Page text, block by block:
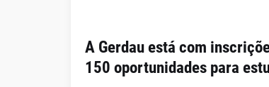
A Gerdau está com
150 oportunidades para